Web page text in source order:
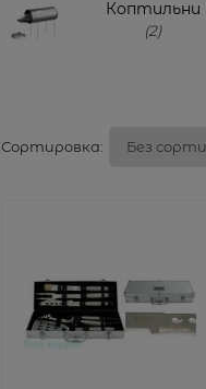
Коптильни
(2)
Сортировка: